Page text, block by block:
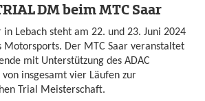
DM beim MTC Saar
in Lebach steht am 22. und 23. Juni 2024
Motorsports. Der MTC Saar veranstaltet
mit Unterstützung des ADAC
insgesamt vier Läufen zur
Trial Meisterschaft.